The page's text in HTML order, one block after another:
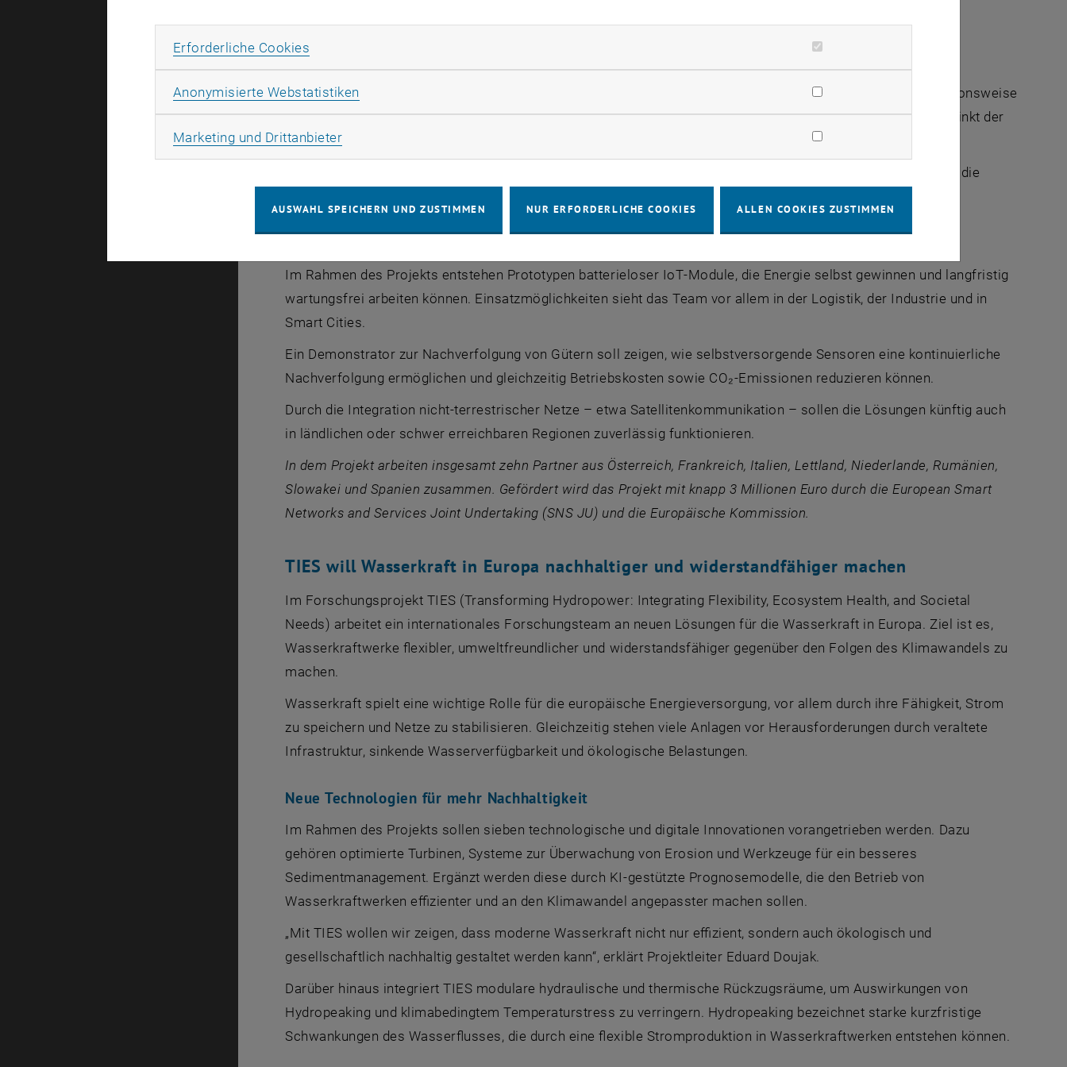
Intelligente Sensoren mit minimalem Energiebedarf
IoT-ZEROsetzt außerdem auf neuromorphe, ereignisgesteuerte Sensorik. Diese orientiert sich an der Funktionsweise
des menschlichen Gehirns und verarbeitet Daten nur dann, wenn tatsächlich Ereignisse auftreten. Dadurch sinkt der
Energieverbrauch deutlich.
, energieeffiziente Funkmodule und eingebettete neuronale Netze, die
Im Rahmen des Projekts entstehen Prototypen batterieloser IoT-Module, die Energie selbst gewinnen und langfristig
wartungsfrei arbeiten können. Einsatzmöglichkeiten sieht dasTeam vor allem in der Logistik, der Industrie und in
Smart Cities
Ein Demonstrator zur Nachverfolgung von Gütern soll zeigen, wie selbstversorgende Sensoren eine kontinuierliche
Nachverfolgung ermöglichen und gleichzeitig Betriebskosten sowie CO₂-Emissionen reduzieren können.
Durch die Integration nicht-terrestrischer Netze – etwa Satellitenkommunikation – sollen die Lösungen künftig auch
in ländlichen oder schwer erreichbaren Regionen zuverlässig funktionieren.
In dem Projekt arbeiten insgesamt zehn Partner aus Österreich, Frankreich, Italien, Lettland, Niederlande, Rumänien,
Slowakei und Spanien zusammen. Gefördert wird das Projekt mit knapp 3 Millionen Euro durch die European Smart
Networks and Services Joint Undertaking (SNS JU) und die Europäische Kommission.
TIES will Wasserkraft in Europa nachhaltiger und widerstandfähiger machen
Im Forschungsprojekt TIES (Transforming Hydropower: Integrating Flexibility, Ecosystem Health, and Societal
Needs) arbeitet ein internationales Forschungsteam an neuen Lösungen für die Wasserkraft in Europa. Ziel ist es,
Wasserkraftwerke flexibler, umweltfreundlicher und widerstandsfähiger gegenüber den Folgen des Klimawandels zu
machen.
Wasserkraft spielt eine wichtige Rolle für die europäische Energieversorgung, vor allem durch ihre Fähigkeit, Strom
zu speichern und Netze zu stabilisieren. Gleichzeitig stehen viele Anlagen vor Herausforderungen durch veraltete
Infrastruktur, sinkende Wasserverfügbarkeit und ökologische Belastungen.
Neue Technologien für mehr Nachhaltigkeit
Im Rahmen des Projekts sollen sieben technologische und digitale Innovationen vorangetrieben werden. Dazu
gehören optimierte Turbinen, Systeme zur Überwachung von Erosion und Werkzeuge für ein besseres
Sedimentmanagement. Ergänzt werden diese durch KI-gestützte Prognosemodelle, die den Betrieb von
Wasserkraftwerken effizienter und an den Klimawandel angepasster machen sollen.
„Mit TIES wollen wir zeigen, dass moderne Wasserkraft nicht nur effizient, sondern auch ökologisch und
gesellschaftlich nachhaltig gestaltet werden kann“, erklärt Projektleiter Eduard Doujak.
Darüber hinaus integriert TIES modulare hydraulische und thermische Rückzugsräume, um Auswirkungen von
Hydropeaking und klimabedingtem Temperaturstress zu verringern. Hydropeaking bezeichnet starke kurzfristige
Schwankungen des Wasserflusses, die durch eine flexible Stromproduktion in Wasserkraftwerken entstehen können.
Erforderliche Cookies
Anonymisierte Webstatistiken
Marketing und DrittanbieterMarketing Cookies zulassen
AUSWAHL SPEICHERN UND ZUSTIMMEN NUR ERFORDERLICHE COOKIES ALLEN COOKIES ZUSTIMMEN